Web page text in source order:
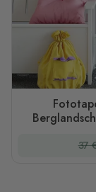
37